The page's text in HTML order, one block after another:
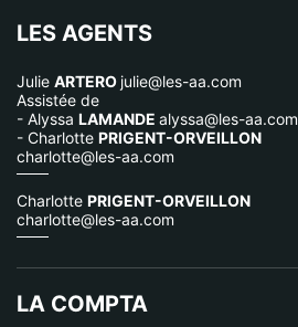
LES AGENTS
Julie ARTERO julie@les-aa.com
Assistée de
- Alyssa LAMANDE alyssa@les-aa.com
- Charlotte PRIGENT-ORVEILLON
charlotte@les-aa.com
Charlotte PRIGENT-ORVEILLON
charlotte@les-aa.com
LA COMPTA